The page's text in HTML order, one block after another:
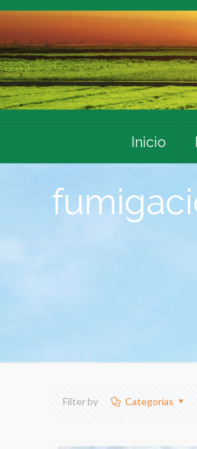
Inicio
Filter by Categorias